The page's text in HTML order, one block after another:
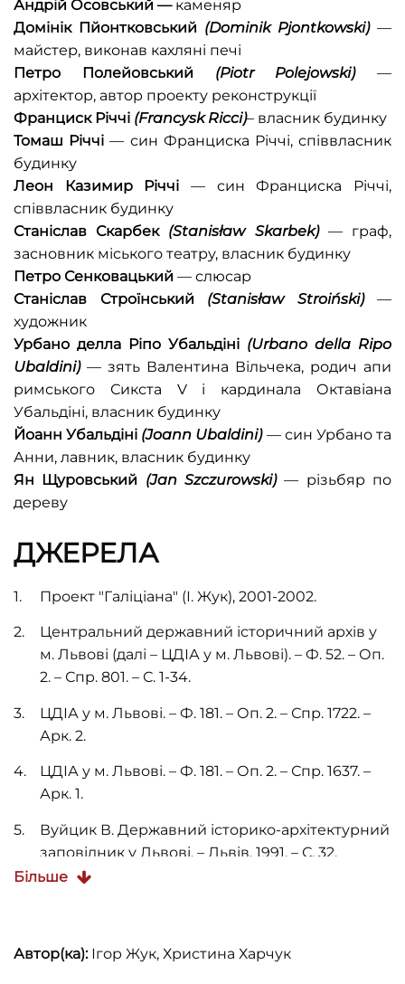
Андрій Осовський —каменяр
Домінік Пйонтковський (Dominik Pjontkowski)—
майстер, виконав кахляні печі
Петро Полейовський (PiotrPolejowski)—
архітектор, автор проекту реконструкції
Франциск Річчі (Francysk Ricci)– власник будинку
Томаш Річчі — син Франциска Річчі, співвласник
будинку
Леон Казимир Річчі — син Франциска Річчі,
співвласник будинку
Станіслав Скарбек (Stanisław Skarbek)— граф,
засновник міського театру, власник будинку
Петро Сенковацький — слюсар
Станіслав Строїнський (Stanisław Stroiński)—
художник
Урбано делла Ріпo Убальдіні (Urbano della Ripo
Ubaldini)— зять Валентина Вільчека, родич апи
римського Сикста V і кардинала Октавіана
Убальдіні, власник будинку
Йоанн Убальдіні (Joann Ubaldini)— син Урбано та
Анни, лавник, власник будинку
Ян Щуровський (Jan Szczurowski)— різьбяр по
дереву
ДЖЕРЕЛА
Проект "Галіціана" (І. Жук), 2001-2002.
Центральний державний історичний архів у
м. Львові (далі – ЦДІА у м. Львові). – Ф. 52. – Оп.
2. – Спр. 801. – С. 1-34.
ЦДІА у м. Львові. – Ф. 181. – Оп. 2. – Спр. 1722. –
Арк. 2.
ЦДІА у м. Львові. – Ф. 181. – Оп. 2. – Спр. 1637. –
Арк. 1.
Вуйцик В. Державний історико-архітектурний
заповідник у Львові. – Львів, 1991. – С. 32.
Вуйцик В. С., Липка Р. М. Зустріч зі Львовом.
Вуйцик В. С. З історії львівських кам'яниць.
Більше
Автор(ка):Ігор Жук, Христина Харчук